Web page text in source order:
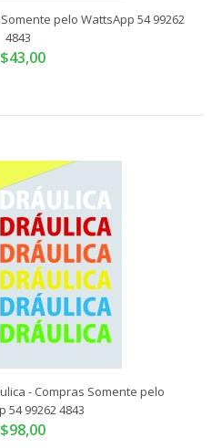
Somente pelo WattsApp 54
4843
54 99262 4843Tamanho
pelo WattsApp 54 99262
4843
- Compras Somente pelo
54 99262 4843